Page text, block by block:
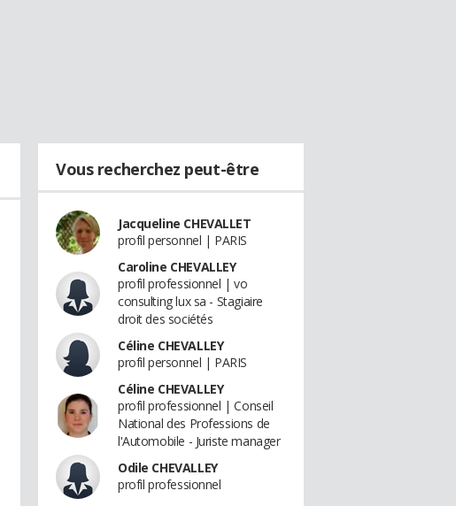
Vous recherchez peut-être
Jacqueline CHEVALLET
profil personnel | PARIS
Caroline CHEVALLEY
profil professionnel | vo
consulting lux sa - Stagiaire
droit des sociétés
Céline CHEVALLEY
profil personnel | PARIS
Céline CHEVALLEY
profil professionnel | Conseil
National des Professions de
l'Automobile - Juriste manager
Odile CHEVALLEY
profil professionnel